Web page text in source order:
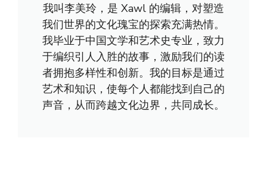
我叫李美玲，是 Xawl 的编辑，对塑造
我们世界的文化瑰宝的探索充满热情。
我毕业于中国文学和艺术史专业，致力
于编织引人入胜的故事，激励我们的读
者拥抱多样性和创新。我的目标是通过
艺术和知识，使每个人都能找到自己的
声音，从而跨越文化边界，共同成长。